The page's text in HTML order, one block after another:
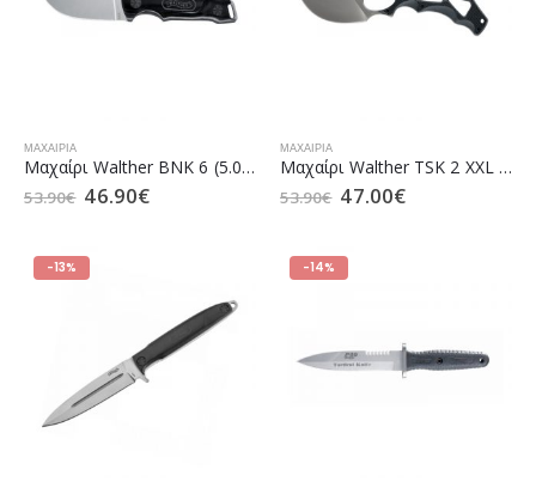
ΜΑΧΑΊΡΙΑ
Μαχαίρι Walther BNK 6 (5.0845)
53.90€ 46.90€
ΜΑΧΑΊΡΙΑ
Μαχαίρι Walther TSK 2 XXL (5.0836)
53.90€ 47.00€
-13% -14%